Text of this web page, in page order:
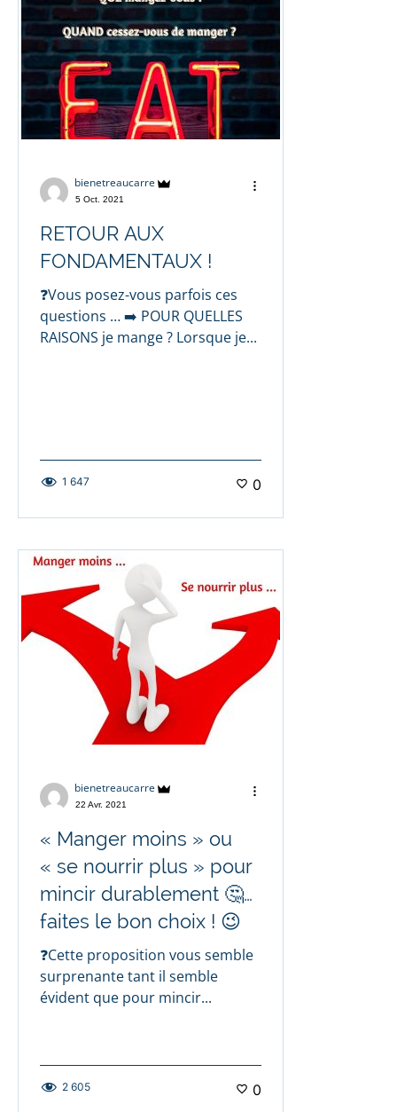
bienetreaucarre
5 Oct. 2021
RETOUR AUX
FONDAMENTAUX !
❓Vous posez-vous parfois ces
questions … ➡️ POUR QUELLES
RAISONS je mange ? Lorsque je...
1 647 0
bienetreaucarre
22 Avr. 2021
« Manger moins » ou
« se nourrir plus » pour
mincir durablement 🤔…
faites le bon choix ! 😉
❓Cette proposition vous semble
surprenante tant il semble
évident que pour mincir...
2 605 0